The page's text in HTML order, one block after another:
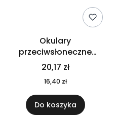
Okulary
przeciwsłoneczne
CALIFORNIA TOUCH
MO9617-10
20,17 zł
16,40 zł
Do koszyka